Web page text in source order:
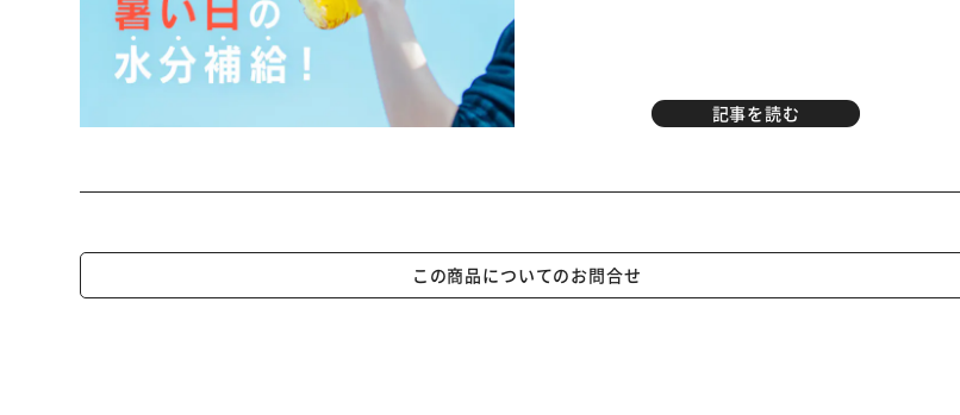
記事を読む
この商品についてのお問合せ